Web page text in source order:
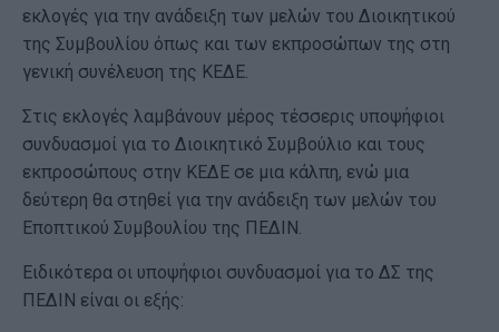
εκλογές για την ανάδειξη των μελών του Διοικητικού
της Συμβουλίου όπως και των εκπροσώπων της στη
γενική συνέλευση της ΚΕΔΕ.
Στις εκλογές λαμβάνουν μέρος τέσσερις υποψήφιοι
συνδυασμοί για το Διοικητικό Συμβούλιο και τους
εκπροσώπους στην ΚΕΔΕ σε μια κάλπη, ενώ μια
δεύτερη θα στηθεί για την ανάδειξη των μελών του
Εποπτικού Συμβουλίου της ΠΕΔΙΝ.
Ειδικότερα οι υποψήφιοι συνδυασμοί για το ΔΣ της
ΠΕΔΙΝ είναι οι εξής: